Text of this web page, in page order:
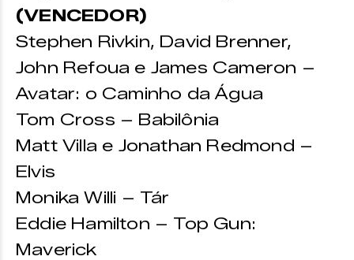
(VENCEDOR)
Stephen Rivkin, David Brenner,
John Refoua e James Cameron –
Avatar: o Caminho da Água
Tom Cross – Babilônia
Matt Villa e Jonathan Redmond –
Elvis
Monika Willi – Tár
Eddie Hamilton – Top Gun:
Maverick